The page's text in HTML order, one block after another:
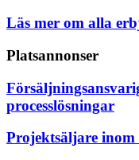
Läs mer om alla
Platsannonser
processlösningar
Projektsäljare